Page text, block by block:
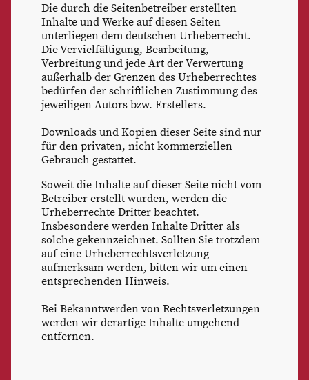
Die durch die Seitenbetreiber erstellten
Inhalte und Werke auf diesen Seiten
unterliegen dem deutschen Urheberrecht.
Die Vervielfältigung, Bearbeitung,
Verbreitung und jede Art der Verwertung
außerhalb der Grenzen des Urheberrechtes
bedürfen der schriftlichen Zustimmung des
jeweiligen Autors bzw. Erstellers.
Downloads und Kopien dieser Seite sind nur
für den privaten, nicht kommerziellen
Gebrauch gestattet.
Soweit die Inhalte auf dieser Seite nicht vom
Betreiber erstellt wurden, werden die
Urheberrechte Dritter beachtet.
Insbesondere werden Inhalte Dritter als
solche gekennzeichnet. Sollten Sie trotzdem
auf eine Urheberrechtsverletzung
aufmerksam werden, bitten wir um einen
entsprechenden Hinweis.
Bei Bekanntwerden von Rechtsverletzungen
werden wir derartige Inhalte umgehend
entfernen.